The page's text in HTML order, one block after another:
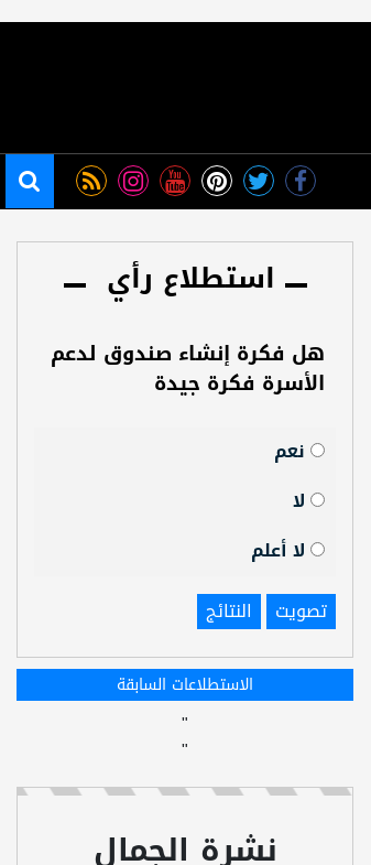
استطلاع رأي
هل فكرة إنشاء صندوق لدعم
الأسرة فكرة جيدة
نعم
لا
لا أعلم
تصويت
النتائج
الاستطلاعات السابقة
"
"
نشرة الجمال